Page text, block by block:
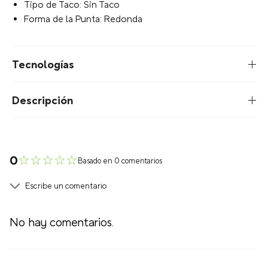
Suela: 100% Thermoplastic (Eva)
Tipo de Taco: Sin Taco
☆☆☆☆☆
0 Basado en 0 comentarios